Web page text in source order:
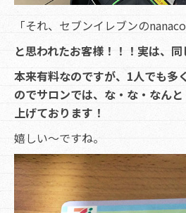
「それ、セブンイレブンの
と思われたお客様！！！実は、
本来有料なのですが、1人でも多
のでサロンでは、な・な・なん
上げております！
嬉しい～ですね。